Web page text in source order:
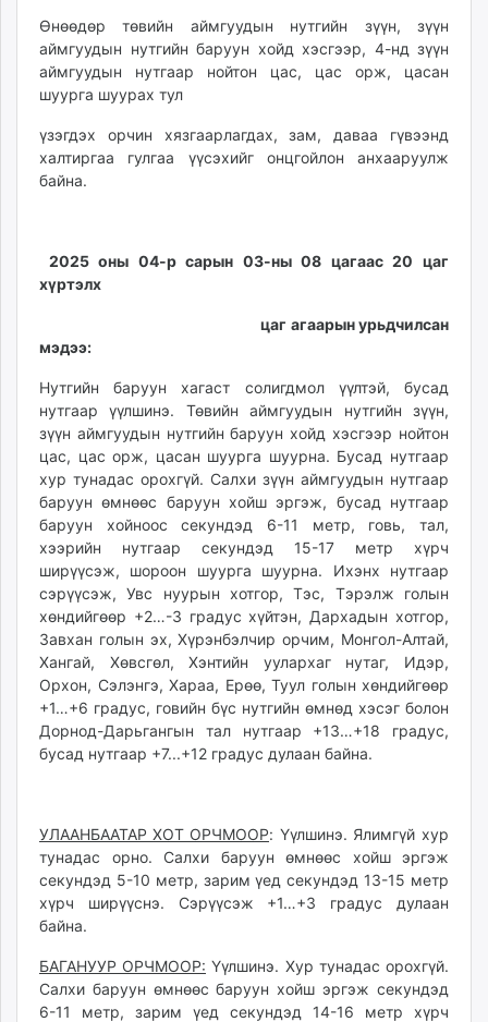
ikon.mn
mnb.mn
Livetv.mn
Eguur.mn
shuud.mn
eagle.mn
today.mn
zuv.mn
ugluu.mn
unen.mn
asu.mn
shudarga.mn
shuurhai.mn
unuudur.mn
isee.mn
mglradio.com
fact.mn
itoim.mn
tumen.mn
shuum.mn
times.mn
tvmongolia.mn
mass.mn
toim.mn
tac.mn
paparazzi.mn
unread.today
Өнөөдөр төвийн аймгуудын нутгийн зүүн, зүүн
аймгуудын нутгийн баруун хойд хэсгээр, 4-нд зүүн
аймгуудын нутгаар нойтон цас, цас орж, цасан
шуурга шуурах тул
үзэгдэх орчин хязгаарлагдах, зам, даваа гүвээнд
халтиргаа гулгаа үүсэхийг онцгойлон анхааруулж
байна.
2025 оны 04-р сарын 03-ны 08 цагаас 20 цаг
хүртэлх
цаг агаарын урьдчилсан
мэдээ:
Нутгийн баруун хагаст солигдмол үүлтэй, бусад
нутгаар үүлшинэ. Төвийн аймгуудын нутгийн зүүн,
зүүн аймгуудын нутгийн баруун хойд хэсгээр нойтон
цас, цас орж, цасан шуурга шуурна. Бусад нутгаар
хур тунадас орохгүй. Салхи зүүн аймгуудын нутгаар
баруун өмнөөс баруун хойш эргэж, бусад нутгаар
баруун хойноос секундэд 6-11 метр, говь, тал,
хээрийн нутгаар секундэд 15-17 метр хүрч
ширүүсэж, шороон шуурга шуурна. Ихэнх нутгаар
сэрүүсэж, Увс нуурын хотгор, Тэс, Тэрэлж голын
хөндийгөөр +2…-3 градус хүйтэн, Дархадын хотгор,
Завхан голын эх, Хүрэнбэлчир орчим, Монгол-Алтай,
Хангай, Хөвсгөл, Хэнтийн уулархаг нутаг, Идэр,
Орхон, Сэлэнгэ, Хараа, Ерөө, Туул голын хөндийгөөр
+1…+6 градус, говийн бүс нутгийн өмнөд хэсэг болон
Дорнод-Дарьгангын тал нутгаар +13…+18 градус,
бусад нутгаар +7...+12 градус дулаан байна.
УЛААНБААТАР ХОТ ОРЧМООР: Үүлшинэ. Ялимгүй хур
тунадас орно. Салхи баруун өмнөөс хойш эргэж
секундэд 5-10 метр, зарим үед секундэд 13-15 метр
хүрч ширүүснэ. Сэрүүсэж +1…+3 градус дулаан
байна.
БАГАНУУР ОРЧМООР: Үүлшинэ. Хур тунадас орохгүй.
Салхи баруун өмнөөс баруун хойш эргэж секундэд
6-11 метр, зарим үед секундэд 14-16 метр хүрч